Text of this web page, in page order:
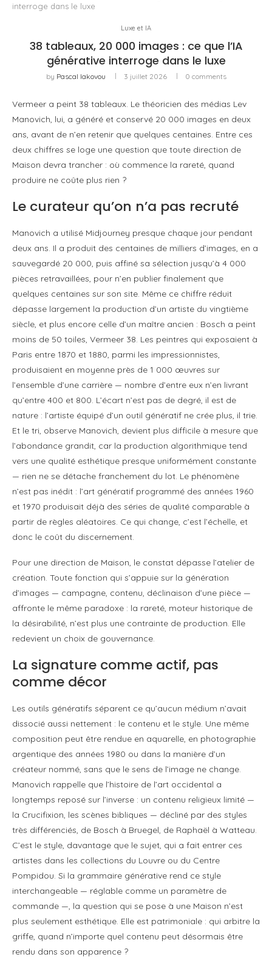
interroge dans le luxe
Luxe et IA
38 tableaux, 20 000 images : ce que l’IA
générative interroge dans le luxe
by Pascal Iakovou 3 juillet 2026 0 comments
Vermeer a peint 38 tableaux. Le théoricien des médias Lev
Manovich, lui, a généré et conservé 20 000 images en deux
ans, avant de n’en retenir que quelques centaines. Entre ces
deux chiffres se loge une question que toute direction de
Maison devra trancher : où commence la rareté, quand
produire ne coûte plus rien ?
Le curateur qu’on n’a pas recruté
Manovich a utilisé Midjourney presque chaque jour pendant
deux ans. Il a produit des centaines de milliers d’images, en a
sauvegardé 20 000, puis affiné sa sélection jusqu’à 4 000
pièces retravaillées, pour n’en publier finalement que
quelques centaines sur son site. Même ce chiffre réduit
dépasse largement la production d’un artiste du vingtième
siècle, et plus encore celle d’un maître ancien : Bosch a peint
moins de 50 toiles, Vermeer 38. Les peintres qui exposaient à
Paris entre 1870 et 1880, parmi les impressionnistes,
produisaient en moyenne près de 1 000 œuvres sur
l’ensemble d’une carrière — nombre d’entre eux n’en livrant
qu’entre 400 et 800. L’écart n’est pas de degré, il est de
nature : l’artiste équipé d’un outil génératif ne crée plus, il trie.
Et le tri, observe Manovich, devient plus difficile à mesure que
l’abondance grandit, car la production algorithmique tend
vers une qualité esthétique presque uniformément constante
— rien ne se détache franchement du lot. Le phénomène
n’est pas inédit : l’art génératif programmé des années 1960
et 1970 produisait déjà des séries de qualité comparable à
partir de règles aléatoires. Ce qui change, c’est l’échelle, et
donc le coût du discernement.
Pour une direction de Maison, le constat dépasse l’atelier de
création. Toute fonction qui s’appuie sur la génération
d’images — campagne, contenu, déclinaison d’une pièce —
affronte le même paradoxe : la rareté, moteur historique de
la désirabilité, n’est plus une contrainte de production. Elle
redevient un choix de gouvernance.
La signature comme actif, pas
comme décor
Les outils génératifs séparent ce qu’aucun médium n’avait
dissocié aussi nettement : le contenu et le style. Une même
composition peut être rendue en aquarelle, en photographie
argentique des années 1980 ou dans la manière d’un
créateur nommé, sans que le sens de l’image ne change.
Manovich rappelle que l’histoire de l’art occidental a
longtemps reposé sur l’inverse : un contenu religieux limité —
la Crucifixion, les scènes bibliques — décliné par des styles
très différenciés, de Bosch à Bruegel, de Raphaël à Watteau.
C’est le style, davantage que le sujet, qui a fait entrer ces
artistes dans les collections du Louvre ou du Centre
Pompidou. Si la grammaire générative rend ce style
interchangeable — réglable comme un paramètre de
commande —, la question qui se pose à une Maison n’est
plus seulement esthétique. Elle est patrimoniale : qui arbitre la
griffe, quand n’importe quel contenu peut désormais être
rendu dans son apparence ?